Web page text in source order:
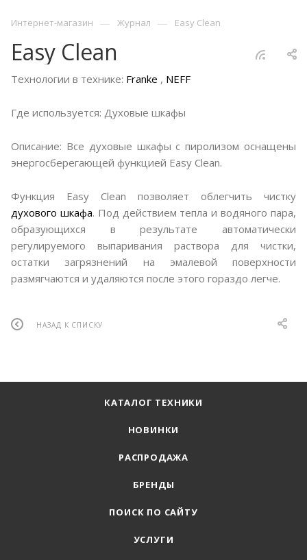
Интернет-магазин — Журнал — Easy Clean
Easy Clean
Технологии в технике: Franke , NEFF
Где используется: Духовые шкафы
Описание: Все духовые шкафы с пиролизом оснащены
энергосберегающей функцией Easy Clean.
Функция Easy Clean позволяет облегчить чистку
духового шкафа. Под действием тепла и водяного пара,
образующихся в результате автоматически
регулируемого выпаривания раствора для чистки,
остатки загрязнений на эмалевой поверхности
размягчаются и удаляются после этого гораздо легче.
НАЗАД К СПИСКУ
КАТАЛОГ ТЕХНИКИ
НОВИНКИ
РАСПРОДАЖА
БРЕНДЫ
ПОИСК ПО САЙТУ
УСЛУГИ